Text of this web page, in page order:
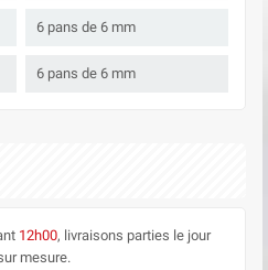
6 pans de 6 mm
6 pans de 6 mm
12h00, livraisons parties le jour
mesure.